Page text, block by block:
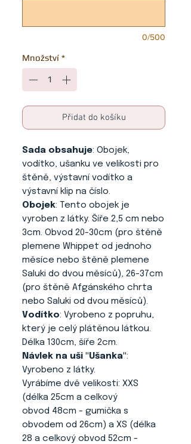
0/500
Množství *
Přidat do košíku
Sada obsahuje: Obojek,
vodítko, ušanku ve velikosti pro
štěně, výstavní vodítko a
výstavní klip na číslo.
Obojek: Tento obojek je
vyroben z látky. Šíře 2,5 cm nebo
3cm. Obvod 20-30cm (pro štěně
plemene Whippet od jednoho
měsíce nebo štěně plemene
Saluki do dvou měsíců), 26-37cm
(pro štěně Afgánského chrta
nebo Saluki od dvou měsíců).
Vodítko: Vyrobeno z popruhu,
který je celý plátěnou látkou.
Délka 130cm, šíře 2cm.
Návlek na uši "Ušanka":
Vyrobeno z látky.
Vyrábíme dvě velikosti: XXS
(délka 25cm a celkový
obvod 48cm - gumička s
obvodem od 26cm) a XS (délka
28 a celkový obvod 52cm -